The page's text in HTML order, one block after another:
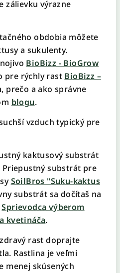
zálievku výrazne
obdobia môžete
a sukulenty.
BioBizz - BioGrow
pre rýchly rast BioBizz –
prečo a ako správne
blogu.
vzduch typický pre
kaktusový substrát
substrát pre
SoilBros "Suku-kaktus
substrát sa dočítaš na
Sprievodca výberom
kvetináča.
rast doprajte
Rastlina je veľmi
menej skúsených